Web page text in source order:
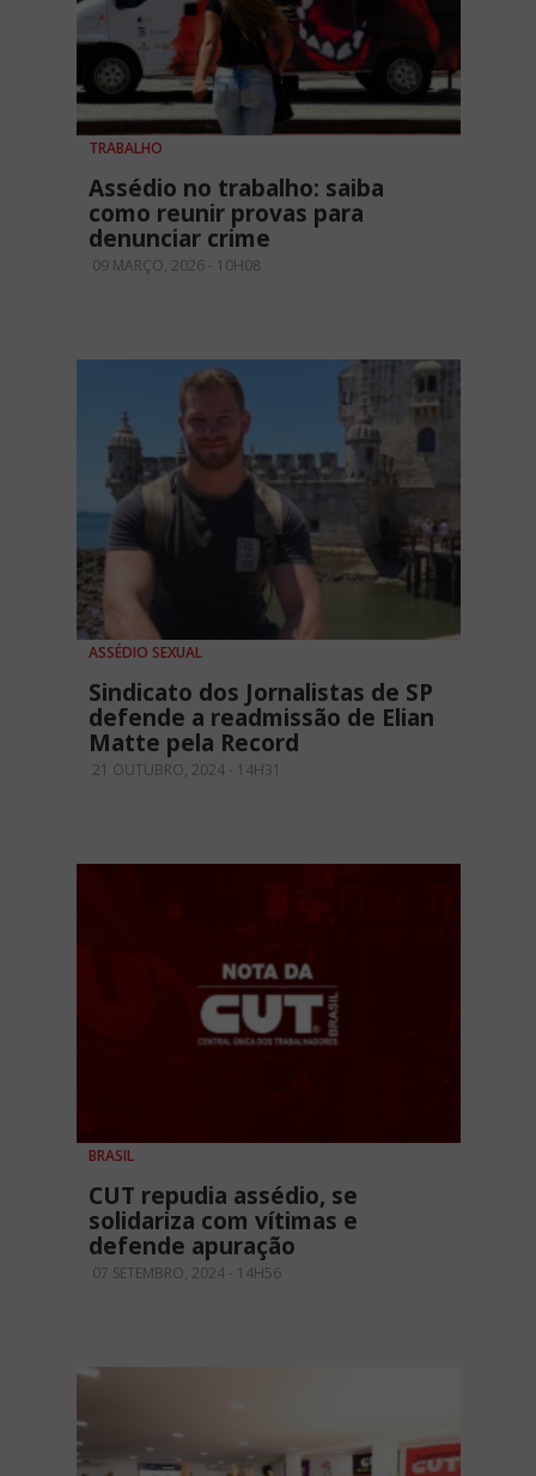
TRABALHO
Assédio no trabalho: saiba
como reunir provas para
denunciar crime
09 MARÇO, 2026 - 10H08
ASSÉDIO SEXUAL
Sindicato dos Jornalistas de SP
defende a readmissão de Elian
Matte pela Record
21 OUTUBRO, 2024 - 14H31
BRASIL
CUT repudia assédio, se
solidariza com vítimas e
defende apuração
07 SETEMBRO, 2024 - 14H56